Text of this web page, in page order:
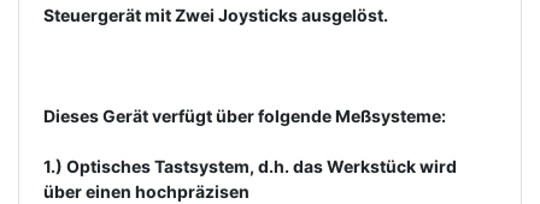
Steuergerät mit Zwei Joysticks ausgelöst.
Dieses Gerät verfügt über folgende Meßsysteme:
1.) Optisches Tastsystem, d.h. das Werkstück wird
über einen hochpräzisen